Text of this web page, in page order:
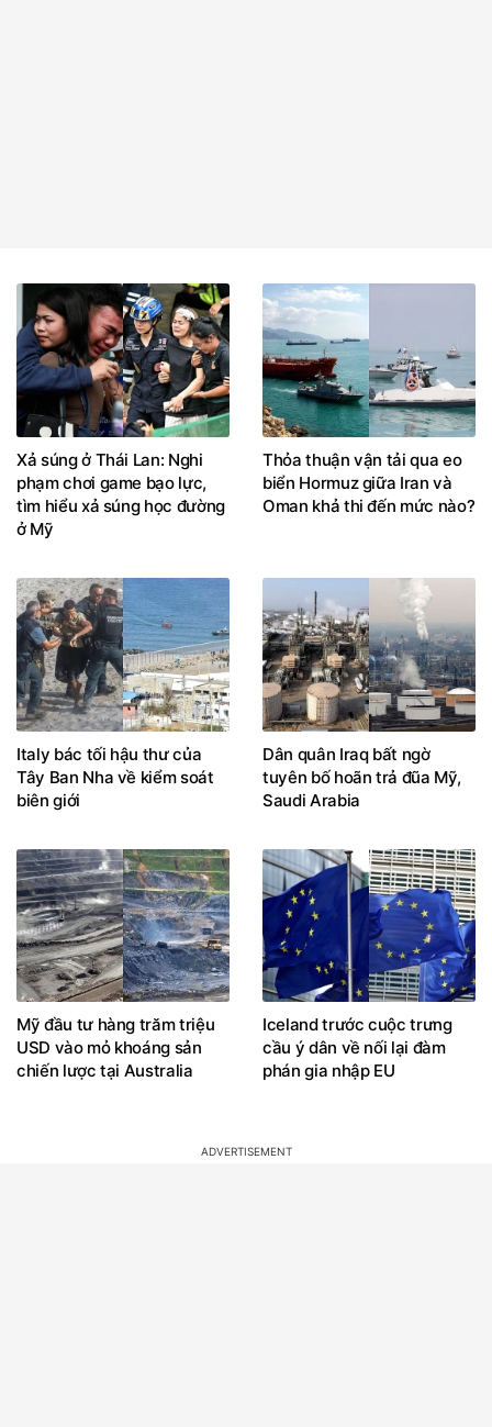
Xả súng ở Thái Lan: Nghi
phạm chơi game bạo lực,
tìm hiểu xả súng học đường
ở Mỹ
Thỏa thuận vận tải qua eo
biển Hormuz giữa Iran và
Oman khả thi đến mức nào?
Italy bác tối hậu thư của
Tây Ban Nha về kiểm soát
biên giới
Dân quân Iraq bất ngờ
tuyên bố hoãn trả đũa Mỹ,
Saudi Arabia
Mỹ đầu tư hàng trăm triệu
USD vào mỏ khoáng sản
chiến lược tại Australia
Iceland trước cuộc trưng
cầu ý dân về nối lại đàm
phán gia nhập EU